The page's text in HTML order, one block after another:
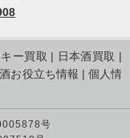
ー買取 | 日本酒買取 |
お役立ち情報 | 個人情
号